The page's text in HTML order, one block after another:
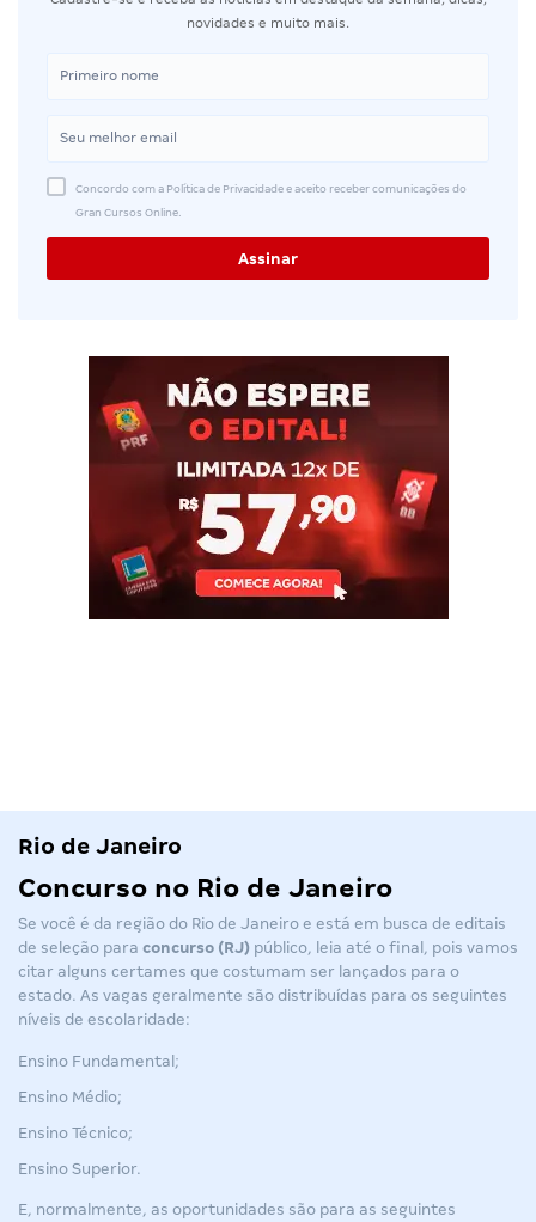
novidades e muito mais.
Concordo com a Política de Privacidade e aceito receber comunicações do
Gran Cursos Online.
Rio de Janeiro
Concurso no Rio de Janeiro
Se você é da região do Rio de Janeiro e está em busca de editais
de seleção para concurso (RJ) público, leia até o final, pois vamos
citar alguns certames que costumam ser lançados para o
estado. As vagas geralmente são distribuídas para os seguintes
níveis de escolaridade:
Ensino Fundamental;
Ensino Médio;
Ensino Técnico;
Ensino Superior.
E, normalmente, as oportunidades são para as seguintes